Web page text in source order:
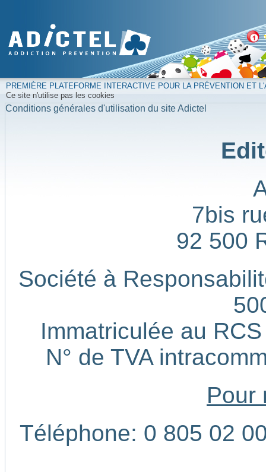
PREMIÈRE PLATEFORME INTERACTIVE POUR LA PRÉVENTION ET
Ce site n'utilise pas les cookies
Conditions générales d'utilisation du site Adictel
7bis
92 500
Société à
Immatriculée au
N° de TVA
Pour
Téléphone: 0 805 02